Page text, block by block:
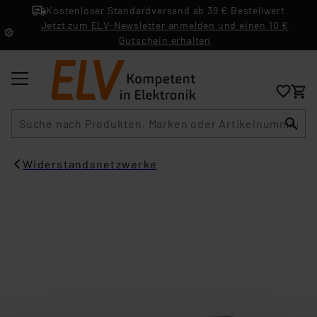
Kostenloser Standardversand ab 39 € Bestellwert
Jetzt zum ELV-Newsletter anmelden und einen 10 €
Gutschein erhalten
Widerstandsnetzwerke